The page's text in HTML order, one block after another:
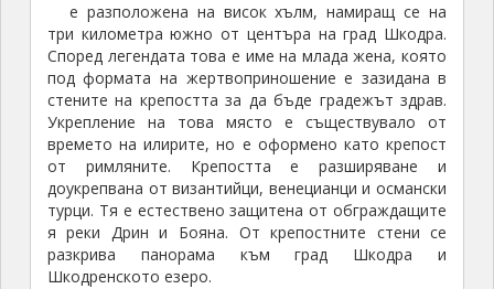
е разположена на висок хълм, намиращ се на
три километра южно от центъра на град Шкодра.
Според легендата това е име на млада жена, която
под формата на жертвоприношение е зазидана в
стените на крепостта за да бъде градежът здрав.
Укрепление на това място е съществувало от
времето на илирите, но е оформено като крепост
от римляните. Крепостта е разширяване и
доукрепвана от византийци, венецианци и османски
турци. Тя е естествено защитена от обграждащите
я реки Дрин и Бояна. От крепостните стени се
разкрива панорама към град Шкодра и
Шкодренското езеро.